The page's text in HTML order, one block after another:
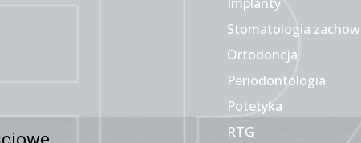
Stomatologia
Ortodoncja
Periodontologia
Potetyka
RTG